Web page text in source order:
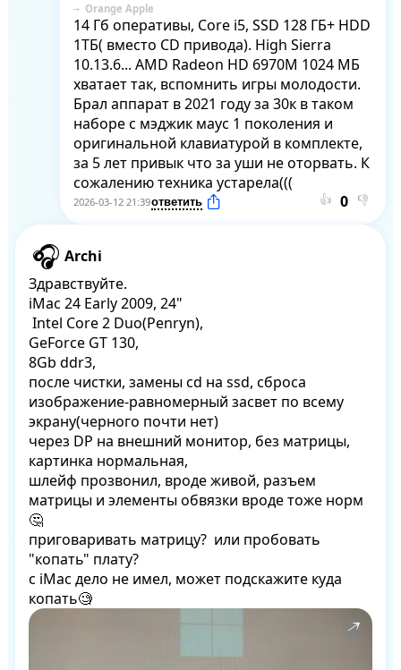
Orange Apple
14 Гб оперативы, Core i5, SSD 128 ГБ+ HDD
1ТБ( вместо CD привода). High Sierra
10.13.6... AMD Radeon HD 6970M 1024 МБ
хватает так, вспомнить игры молодости.
Брал аппарат в 2021 году за 30к в таком
наборе с мэджик маус 1 поколения и
оригинальной клавиатурой в комплекте,
за 5 лет привык что за уши не оторвать. К
сожалению техника устарела(((
2026-03-12 21:39 👍 👎
Archi
Здравствуйте.
iMac 24 Early 2009, 24"
GeForce GT 130,
8Gb ddr3,
после чистки, замены cd на ssd, сброса
изображение-равномерный засвет по всему
экрану(черного почти нет)
через DP на внешний монитор, без матрицы,
картинка нормальная,
шлейф прозвонил, вроде живой, разъем
матрицы и элементы обвязки вроде тоже норм
🤔
приговаривать матрицу?  или пробовать
"копать" плату?
с iMac дело не имел, может подскажите куда
копать🧐